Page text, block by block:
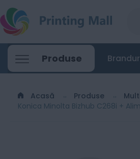
Produse
Acasă Produse
Konica Minolta Bizhub C268i +
Konica Minolta
1969901Lei